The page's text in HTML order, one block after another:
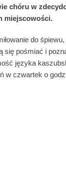
chóru w
miejscowości.
do
pośmiać i
języka
czwartek o